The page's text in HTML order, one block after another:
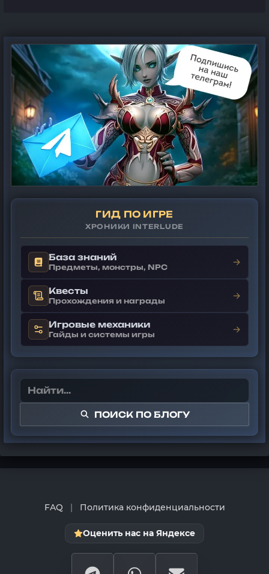
ГИД ПО ИГРЕ
ХРОНИКИ INTERLUDE
База знаний
Предметы, монстры, NPC →
Квесты
Прохождения и награды →
Игровые механики
Гайды и системы игры →
ПОИСК ПО БЛОГУ
FAQ | Политика конфиденциальности
Оценить нас на Яндексе